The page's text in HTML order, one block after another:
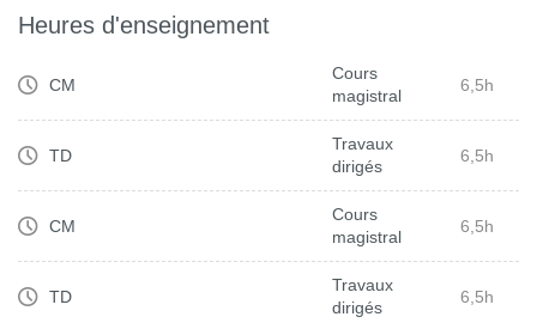
Heures d'enseignement
CM
Cours
magistral
6,5h
TD
Travaux
dirigés
6,5h
CM
Cours
magistral
6,5h
TD
Travaux
dirigés
6,5h